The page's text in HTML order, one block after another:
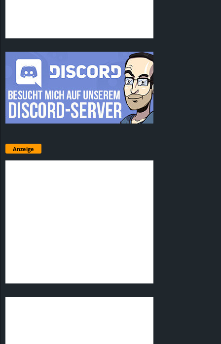
Anzeige